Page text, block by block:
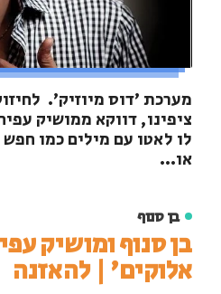
מערכת 'דוס מיוזיק'.
ציפינו, דווקא ממושיק
לו לאטו עם מילים כמו
או...
בן סנוף
בן סנוף ומושיק
אלוקים' | להאזנה